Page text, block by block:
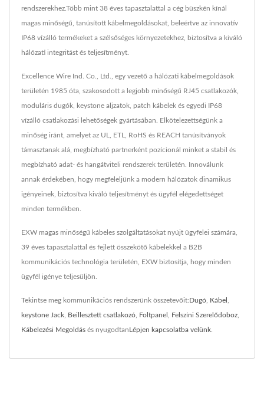
rendszerekhez.Több mint 38 éves tapasztalattal a cég büszkén kínál
magas minőségű, tanúsított kábelmegoldásokat, beleértve az innovatív
IP68 vízálló termékeket a szélsőséges környezetekhez, biztosítva a kiváló
hálózati integritást és teljesítményt.
Excellence Wire Ind. Co., Ltd., egy vezető a hálózati kábelmegoldások
területén 1985 óta, szakosodott a legjobb minőségű RJ45 csatlakozók,
moduláris dugók, keystone aljzatok, patch kábelek és egyedi IP68
vízálló csatlakozási lehetőségek gyártásában. Elkötelezettségünk a
minőség iránt, amelyet az UL, ETL, RoHS és REACH tanúsítványok
támasztanak alá, megbízható partnerként pozícionál minket a stabil és
megbízható adat- és hangátviteli rendszerek területén. Innoválunk
annak érdekében, hogy megfeleljünk a modern hálózatok dinamikus
igényeinek, biztosítva kiváló teljesítményt és ügyfél elégedettséget
minden termékben.
EXW magas minőségű kábeles szolgáltatásokat nyújt ügyfelei számára,
39 éves tapasztalattal és fejlett összekötő kábelekkel a B2B
kommunikációs technológia területén, EXW biztosítja, hogy minden
ügyfél igénye teljesüljön.
Tekintse meg kommunikációs rendszerünk összetevőit: Dugó, Kábel ,
keystone Jack, Beillesztett csatlakozó, Foltpanel , Felszíni Szerelődoboz,
Kábelezési Megoldás és nyugodtan Lépjen kapcsolatba velünk.